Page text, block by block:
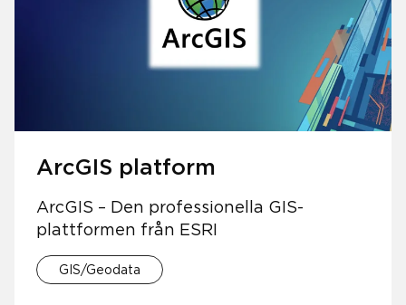
ArcGIS platform
ArcGIS – Den professionella GIS-
plattformen från ESRI
GIS/Geodata